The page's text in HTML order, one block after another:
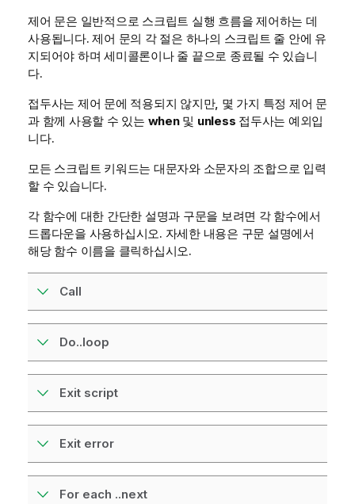
제어 문은 일반적으로 스크립트 실행 흐름을 제어하는 데
사용됩니다. 제어 문의 각 절은 하나의 스크립트 줄 안에 유
지되어야 하며 세미콜론이나 줄 끝으로 종료될 수 있습니
다.
접두사는 제어 문에 적용되지 않지만, 몇 가지 특정 제어 문
과 함께 사용할 수 있는 when및 unless 접두사는 예외입
니다.
모든 스크립트 키워드는 대문자와 소문자의 조합으로 입력
할 수 있습니다.
각 함수에 대한 간단한 설명과 구문을 보려면 각 함수에서
드롭다운을 사용하십시오. 자세한 내용은 구문 설명에서
해당 함수 이름을 클릭하십시오.
Call
Do..loop
Exit script
Exit error
For each ..next